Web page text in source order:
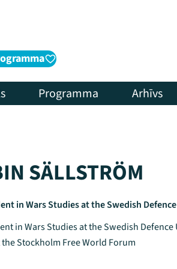
Programma Arhīvs
SÄLLSTRÖM
in Wars Studies at the Swedish
in Wars Studies at the Swedish
Stockholm Free World Forum